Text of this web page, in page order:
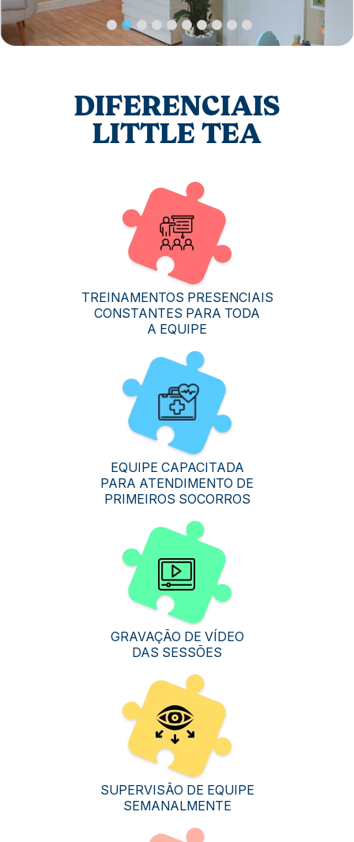
DIFERENCIAIS
LITTLE TEA
TREINAMENTOS PRESENCIAIS
CONSTANTES PARA TODA
A EQUIPE
EQUIPE CAPACITADA
PARA ATENDIMENTO DE
PRIMEIROS SOCORROS
GRAVAÇÃO DE VÍDEO
DAS SESSÕES
SUPERVISÃO DE EQUIPE
SEMANALMENTE